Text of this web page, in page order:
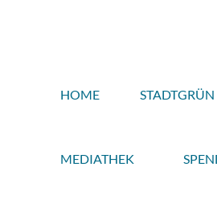
HOME STADTGRÜN
MEDIATHEK